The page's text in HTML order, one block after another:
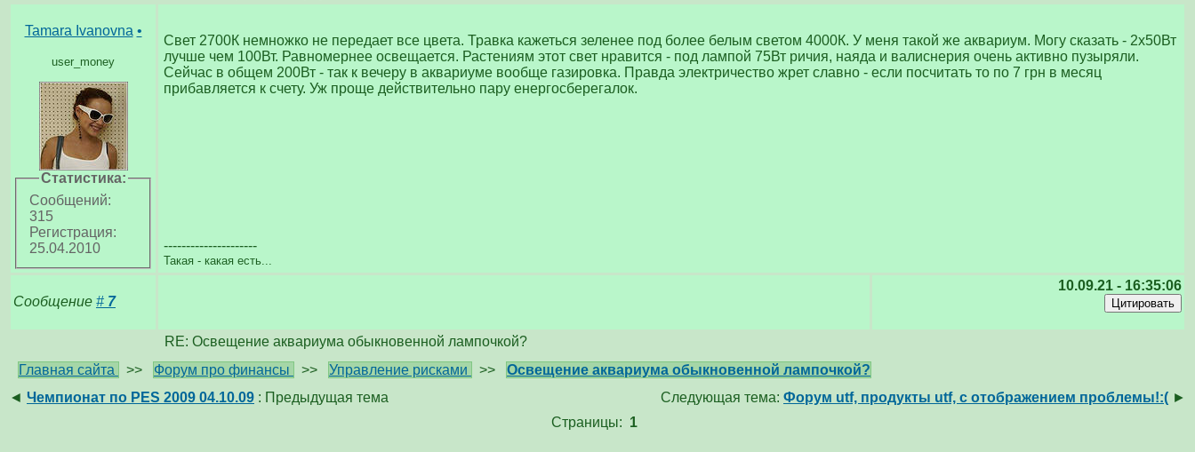
Tamara Ivanovna •
user_money
Статистика:
Сообщений:
315
Регистрация:
25.04.2010
Свет 2700К немножко не передает все цвета. Травка кажеться зеленее под более белым светом 4000К. У меня такой же аквариум. Могу сказать - 2х50Вт
лучше чем 100Вт. Равномернее освещается. Растениям этот свет нравится - под лампой 75Вт ричия, наяда и валиснерия очень активно пузыряли.
Сейчас в общем 200Вт - так к вечеру в аквариуме вообще газировка. Правда электричество жрет славно - если посчитать то по 7 грн в месяц
прибавляется к счету. Уж проще действительно пару енергосберегалок.
---------------------
Такая - какая есть...
Сообщение # 7
10.09.21 - 16:35:06
RE: Освещение аквариума обыкновенной лампочкой?
Главная сайта
>> Форум про финансы >> Управление рисками >> Освещение аквариума обыкновенной лампочкой?
◄ Чемпионат по PES 2009 04.10.09 : Предыдущая тема Следующая тема: Форум utf, продукты utf, с отображением проблемы!:( ►
Страницы: 1